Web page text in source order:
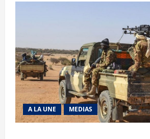
A LA UNE MEDIAS